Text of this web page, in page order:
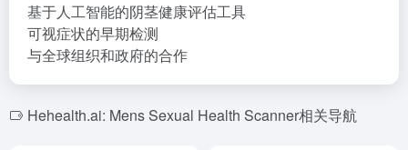
基于人工智能的阴茎健康评估工具
可视症状的早期检测
与全球组织和政府的合作
Hehealth.ai: Mens Sexual Health Scanner相关导航